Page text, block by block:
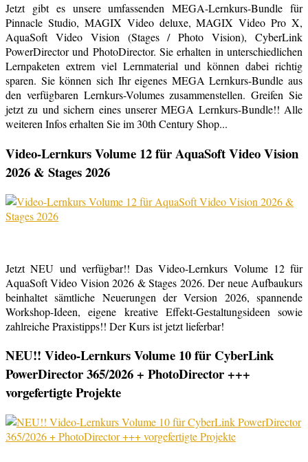
Jetzt gibt es unsere umfassenden MEGA-Lernkurs-Bundle für
Pinnacle Studio, MAGIX Video deluxe, MAGIX Video Pro X,
AquaSoft Video Vision (Stages / Photo Vision), CyberLink
PowerDirector und PhotoDirector. Sie erhalten in unterschiedlichen
Lernpaketen extrem viel Lernmaterial und können dabei richtig
sparen. Sie können sich Ihr eigenes MEGA Lernkurs-Bundle aus
den verfügbaren Lernkurs-Volumes zusammenstellen. Greifen Sie
jetzt zu und sichern eines unserer MEGA Lernkurs-Bundle!! Alle
weiteren Infos erhalten Sie im 30th Century Shop...
Video-Lernkurs Volume 12 für AquaSoft Video Vision
2026 & Stages 2026
Jetzt NEU und verfügbar!! Das Video-Lernkurs Volume 12 für
AquaSoft Video Vision 2026 & Stages 2026. Der neue Aufbaukurs
beinhaltet sämtliche Neuerungen der Version 2026, spannende
Workshop-Ideen, eigene kreative Effekt-Gestaltungsideen sowie
zahlreiche Praxistipps!! Der Kurs ist jetzt lieferbar!
NEU!! Video-Lernkurs Volume 10 für CyberLink
PowerDirector 365/2026 + PhotoDirector +++
vorgefertigte Projekte